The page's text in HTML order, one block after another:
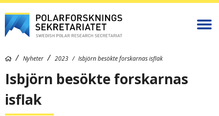
Nyheter 2023 Isbjörn besökte forskarnas isflak
Isbjörn besökte forskarnas
isflak